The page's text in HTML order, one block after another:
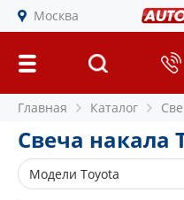
Москва
Главная Каталог
Свеча накала
Модели Toyota